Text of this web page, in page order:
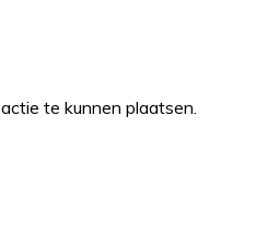
te kunnen plaatsen.